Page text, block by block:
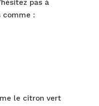
pas à
comme :
le citron vert